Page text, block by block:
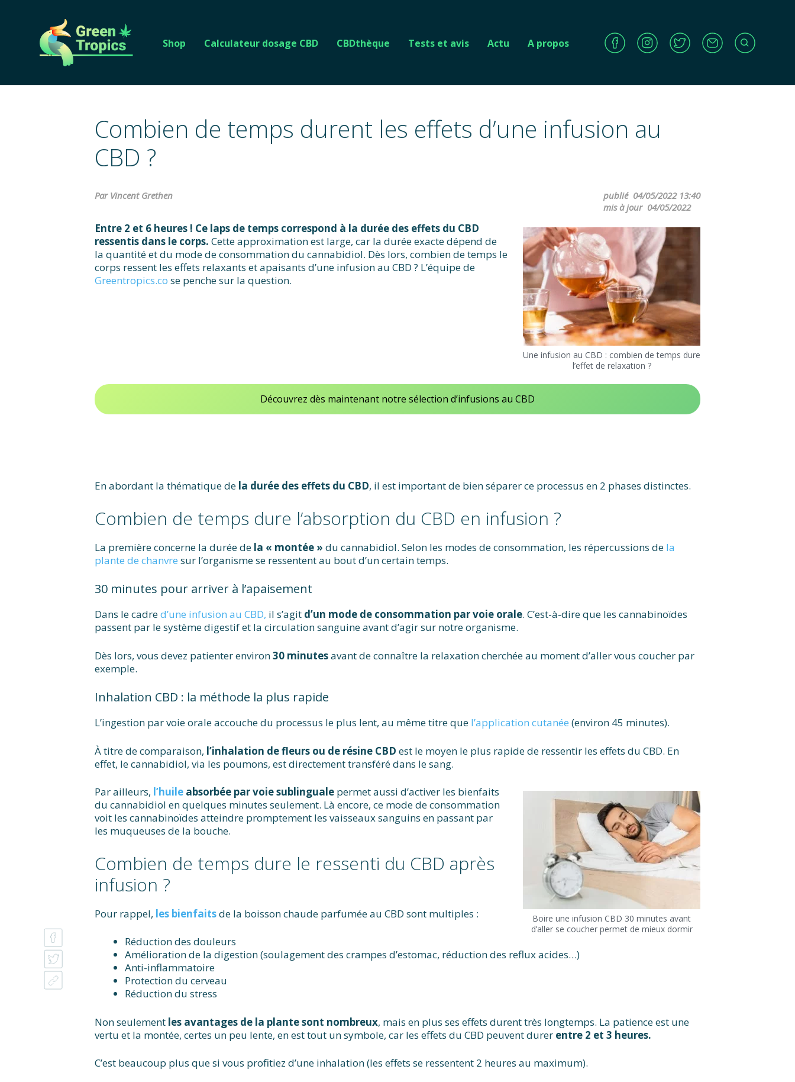
Shop Calculateur dosage CBD CBDthèque Tests et avis Actu A propos
Combien de temps durent les effets d’une infusion au
CBD ?
Par Vincent Grethen publié 04/05/2022 13:40
mis à jour 04/05/2022
Une infusion au CBD : combien de temps dure
l’effet de relaxation ?
Entre 2 et 6 heures ! Ce laps de temps correspond à la durée des effets du CBD
ressentis dans le corps. Cette approximation est large, car la durée exacte dépend de
la quantité et du mode de consommation du cannabidiol. Dès lors, combien de temps le
corps ressent les effets relaxants et apaisants d’une infusion au CBD ? L’équipe de
Greentropics.co se penche sur la question.
Découvrez dès maintenant notre sélection d’infusions au CBD
En abordant la thématique de la durée des effets du CBD, il est important de bien séparer ce processus en 2 phases distinctes.
Combien de temps dure l’absorption du CBD en infusion ?
La première concerne la durée de la « montée » du cannabidiol. Selon les modes de consommation, les répercussions de la
plante de chanvre sur l’organisme se ressentent au bout d’un certain temps.
30 minutes pour arriver à l’apaisement
Dans le cadred’une infusion au CBD, il s’agit d’un mode de consommation par voie orale. C’est-à-dire que les cannabinoïdes
passent par le système digestif et la circulation sanguine avant d’agir sur notre organisme.
Dès lors, vous devez patienter environ30 minutesavant de connaître la relaxation cherchée au moment d’aller vous coucher par
exemple.
Inhalation CBD : la méthode la plus rapide
L’ingestion par voie orale accouche du processus le plus lent, au même titre que l’application cutanée (environ 45 minutes).
À titre de comparaison, l’inhalation de fleurs ou de résine CBD est le moyen le plus rapide de ressentir les effets du CBD. En
effet, le cannabidiol, via les poumons, est directement transféré dans le sang.
Boire une infusion CBD 30 minutes avant
d’aller se coucher permet de mieux dormir
Par ailleurs, l’huile absorbée par voie sublinguale permet aussi d’activer les bienfaits
du cannabidiol en quelques minutes seulement. Là encore, ce mode de consommation
voit les cannabinoïdes atteindre promptement les vaisseaux sanguins en passant par
les muqueuses de la bouche.
Combien de temps dure le ressenti du CBD après
infusion ?
Pour rappel, les bienfaitsde la boisson chaude parfumée au CBD sont multiples :
Réduction des douleurs
Amélioration de la digestion (soulagement des crampes d’estomac, réduction des reflux acides…)
Anti-inflammatoire
Protection du cerveau
Réduction du stress
Non seulement les avantages de la plante sont nombreux, mais en plus ses effets durent très longtemps. La patience est une
vertu et la montée, certes un peu lente, en est tout un symbole, car les effets du CBD peuvent durer entre 2 et 3 heures.
C’est beaucoup plus que si vous profitiez d’une inhalation (les effets se ressentent 2 heures au maximum).